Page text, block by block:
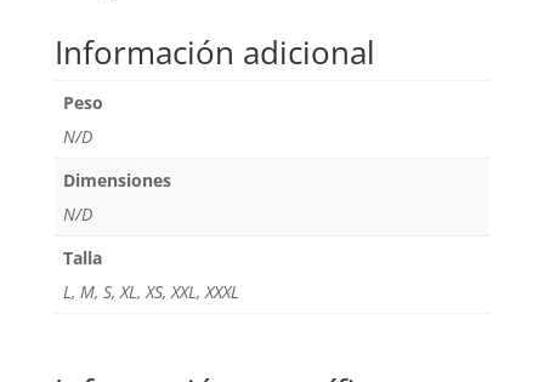
Información adicional
Peso
N/D
Dimensiones
N/D
Talla
L, M, S, XL, XS, XXL, XXXL